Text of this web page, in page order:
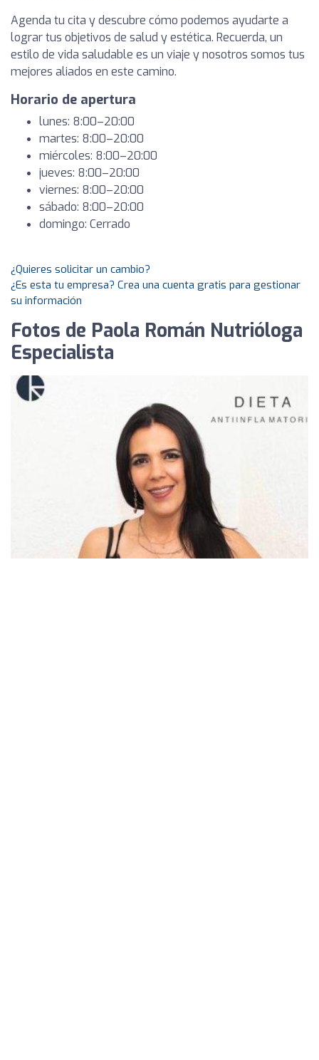
Agenda tu cita y descubre cómo podemos ayudarte a
lograr tus objetivos de salud y estética. Recuerda, un
estilo de vida saludable es un viaje y nosotros somos tus
mejores aliados en este camino.
Horario de apertura
lunes: 8:00–20:00
martes: 8:00–20:00
miércoles: 8:00–20:00
jueves: 8:00–20:00
viernes: 8:00–20:00
sábado: 8:00–20:00
domingo: Cerrado
¿Quieres solicitar un cambio?
¿Es esta tu empresa? Crea una cuenta gratis para gestionar
su información
Fotos de Paola Román Nutrióloga
Especialista